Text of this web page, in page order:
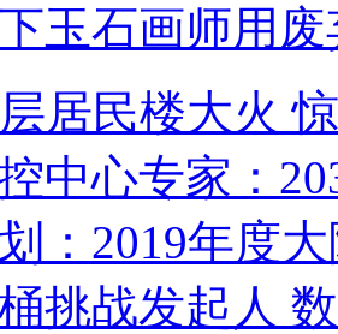
玉石画师用
居民楼大火
中心专家：
：2019年度
挑战发起人